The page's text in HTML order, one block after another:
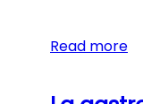
Read more